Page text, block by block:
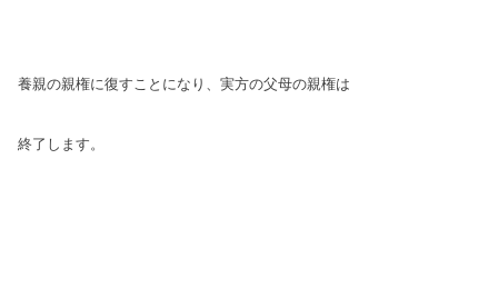
養親の親権に復すことになり、実方の父母の親権は
終了します。